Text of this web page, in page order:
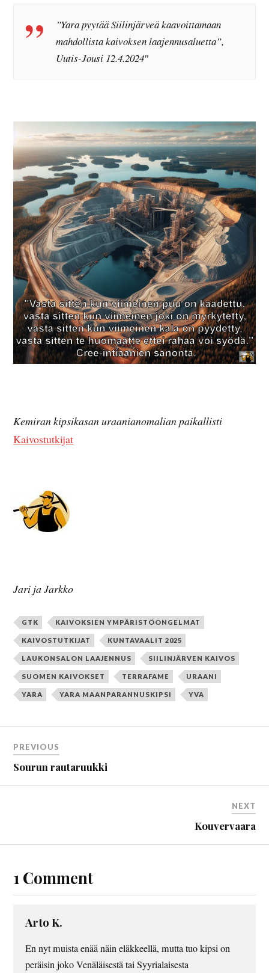
”Yara pyytää Siilinjärveä kaavoittamaan
mahdollista kaivoksen laajennusaluetta”,
Uutis-Jousi 12.4.2024″
Kemiran kipsikasan uraanianomalian paikallisti
Kaivostutkijat
Jari ja Jarkko
GTK KAIVOKSIEN YMPÄRISTÖONGELMAT
KAIVOSTUTKIJAT KUNTAVAALIT 2025
LAUKONSALON LAAJENNUS SIILINJÄRVEN KAIVOS
SUOMEN KAIVOKSET TERRAFAME URAANI
YARA YARA MAANPARANNUSKIPSI YVA
PREVIOUS
Sourun rautaruukki
NEXT
Kouvervaara
1 Comment
Arto K.
En nyt muista enää näin eläkkeellä, mutta tuo kipsi on
peräisin joko Venäläisestä tai Syyrialaisesta